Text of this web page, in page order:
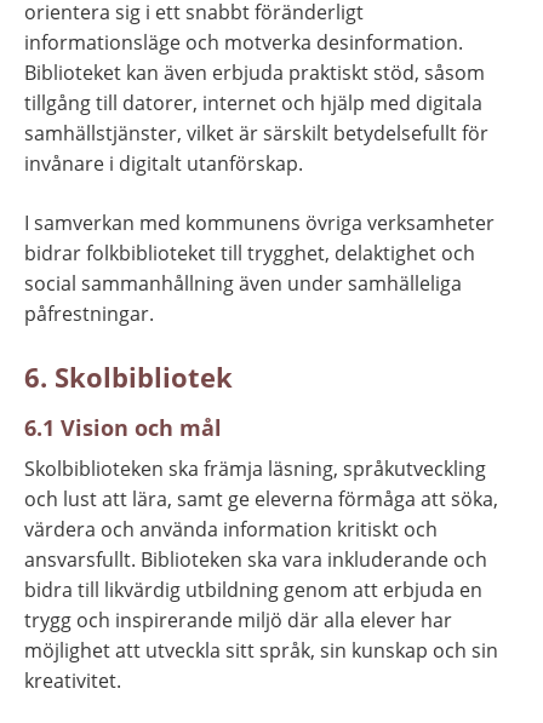
orientera sig i ett snabbt föränderligt
informationsläge och motverka desinformation.
Biblioteket kan även erbjuda praktiskt stöd, såsom
tillgång till datorer, internet och hjälp med digitala
samhällstjänster, vilket är särskilt betydelsefullt för
invånare i digitalt utanförskap.
I samverkan med kommunens övriga verksamheter
bidrar folkbiblioteket till trygghet, delaktighet och
social sammanhållning även under samhälleliga
påfrestningar.
6. Skolbibliotek
6.1 Vision och mål
Skolbiblioteken ska främja läsning, språkutveckling
och lust att lära, samt ge eleverna förmåga att söka,
värdera och använda information kritiskt och
ansvarsfullt. Biblioteken ska vara inkluderande och
bidra till likvärdig utbildning genom att erbjuda en
trygg och inspirerande miljö där alla elever har
möjlighet att utveckla sitt språk, sin kunskap och sin
kreativitet.